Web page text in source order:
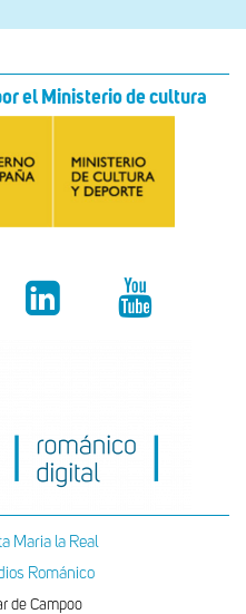
el Ministerio de cultura
Maria la Real
Románico
de Campoo